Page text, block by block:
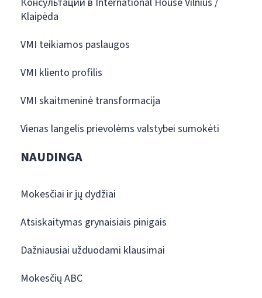
Klaipėda
VMI teikiamos paslaugos
VMI kliento profilis
VMI skaitmeninė transformacija
Vienas langelis prievolėms valstybei sumokėti
NAUDINGA
Mokesčiai ir jų dydžiai
Atsiskaitymas grynaisiais pinigais
Dažniausiai užduodami klausimai
Mokesčių ABC